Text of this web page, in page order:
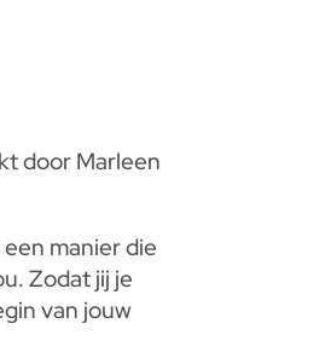
door Marleen
manier die
Zodat jij je
van jouw